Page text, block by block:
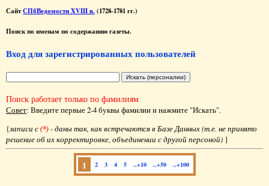
СайтСПбВедомости XVIII в. (1728-1781 гг.)
Поиск по именам по содержанию газеты.
Вход для зарегистрированных пользователей
Поиск работает только по фамилиям
Совет: Введите первые 2-4 буквы фамилии и нажмите "Искать".
{записи с(*)- даны так, как встречаются в Базе Данных (т.е. не принято
решение об их корректировке, объединении с другой персоной) }
1 2 3 4 5 ..+10 ..+50 ..+100